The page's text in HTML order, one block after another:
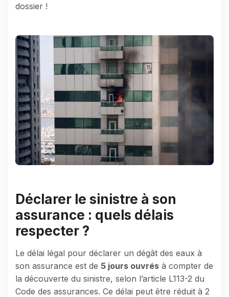
dossier !
Déclarer le sinistre à son
assurance : quels délais
respecter ?
Le délai légal pour déclarer un dégât des eaux à
son assurance est de 5 jours ouvrés à compter de
la découverte du sinistre, selon l’article L113-2 du
Code des assurances. Ce délai peut être réduit à 2